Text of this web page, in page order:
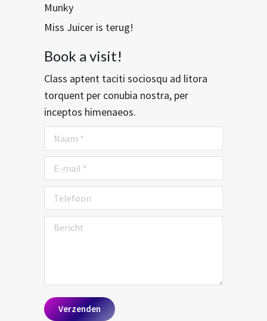
Munky
Miss Juicer is terug!
Book a visit!
Class aptent taciti sociosqu ad litora
torquent per conubia nostra, per
inceptos himenaeos.
Naam *
E-mail *
Telefoon
Bericht
Verzenden